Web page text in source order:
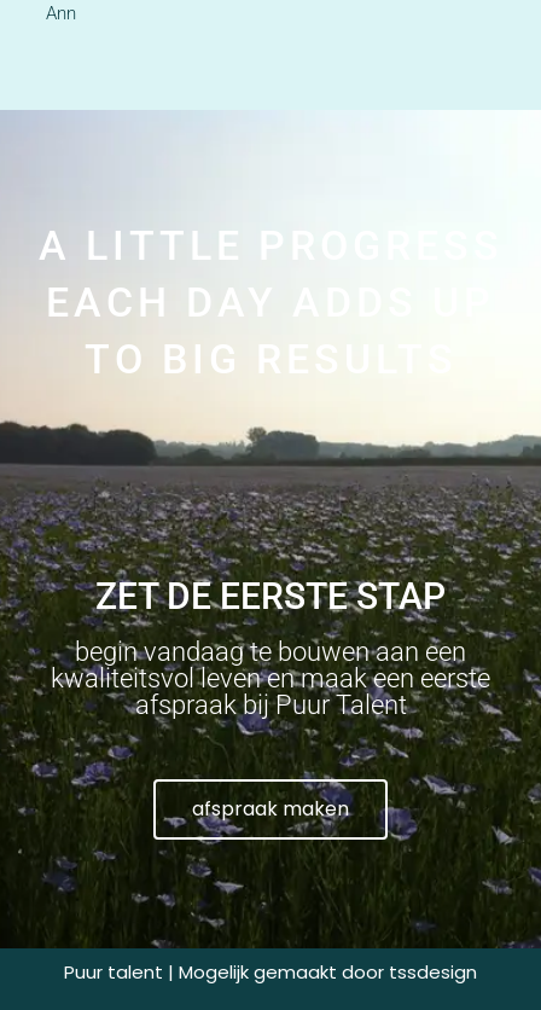
Ann
A LITTLE PROGRESS
EACH DAY ADDS UP
TO BIG RESULTS
ZET DE EERSTE STAP
begin vandaag te bouwen aan een
kwaliteitsvol leven en maak een eerste
afspraak bij Puur Talent
afspraak maken
Puur talent | Mogelijk gemaakt door tssdesign